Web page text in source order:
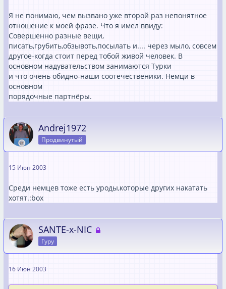
Я не понимаю, чем вызвано уже второй раз непонятное
отношение к моей фразе. Что я имел ввиду:
Совершенно разные вещи,
писать,грубить,обзывоть,посылать и.... через мыло, совсем
другое-когда стоит перед тобой живой человек. В
основном надувательством занимаются Турки
и что очень обидно-наши соотечественики. Немци в
основном
порядочные партнёры.
Andrej1972
Продвинутый
15 Июн 2003
Среди немцев тоже есть уроды,которые других накатать
хотят.:box
SANTE-x-NIC
Гуру
16 Июн 2003